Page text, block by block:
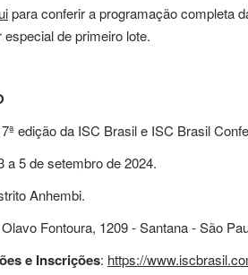
para conferir a programação completa
de primeiro lote.
edição da ISC Brasil e ISC Brasil
a 5 de setembro de 2024.
Anhembi.
Fontoura, 1209 - Santana - São
e Inscrições: https://